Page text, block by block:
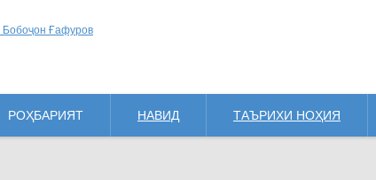
РОҲБАРИЯТ НАВИД ТАЪРИХИ НОҲИЯ